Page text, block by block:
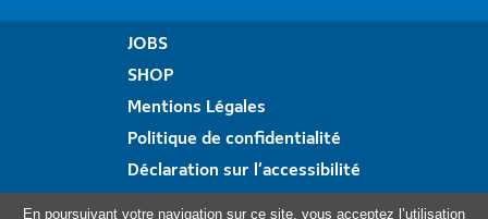
JOBS
SHOP
Mentions Légales
Politique de confidentialité
Déclaration sur l’accessibilité
En poursuivant votre navigation sur ce site, vous acceptez l’utilisation